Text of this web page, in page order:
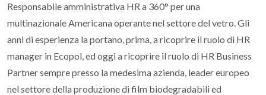
Responsabile amministrativa HR a 360° per una
multinazionale Americana operante nel settore del vetro. Gli
anni di esperienza la portano, prima, a ricoprire il ruolo di HR
manager in Ecopol, ed oggi a ricoprire il ruolo di HR Business
Partner sempre presso la medesima azienda, leader europeo
nel settore della produzione di film biodegradabili ed